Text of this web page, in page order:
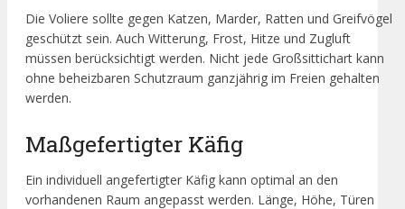
Die Voliere sollte gegen Katzen, Marder, Ratten und Greifvögel
geschützt sein. Auch Witterung, Frost, Hitze und Zugluft
müssen berücksichtigt werden. Nicht jede Großsittichart kann
ohne beheizbaren Schutzraum ganzjährig im Freien gehalten
werden.
Maßgefertigter Käfig
Ein individuell angefertigter Käfig kann optimal an den
vorhandenen Raum angepasst werden. Länge, Höhe, Türen